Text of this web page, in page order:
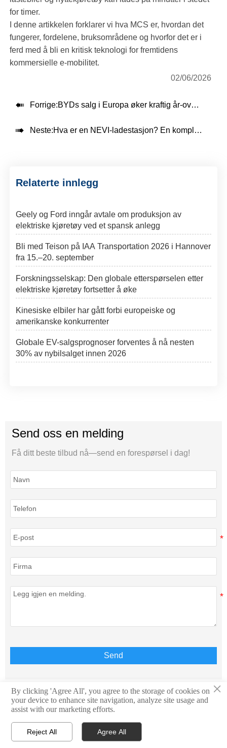
for timer.
I denne artikkelen forklarer vi hva MCS er, hvordan det
fungerer, fordelene, bruksområdene og hvorfor det er i
ferd med å bli en kritisk teknologi for fremtidens
kommersielle e-mobilitet.
02/06/2026
 Forrige:BYDs salg i Europa øker kraftig år-over-år i april
 Neste:Hva er en NEVI-ladestasjon? En komplett guide for utviklere av EV-infrastruktur
Relaterte innlegg
Geely og Ford inngår avtale om produksjon av
elektriske kjøretøy ved et spansk anlegg
Bli med Teison på IAA Transportation 2026 i Hannover
fra 15.–20. september
Forskningsselskap: Den globale etterspørselen etter
elektriske kjøretøy fortsetter å øke
Kinesiske elbiler har gått forbi europeiske og
amerikanske konkurrenter
Globale EV-salgsprognoser forventes å nå nesten
30% av nybilsalget innen 2026
Send oss en melding
Få ditt beste tilbud nå—send en forespørsel i dag!
Send
Opphavsrett © Teison Energy Technology Co.,Ltd. Alle
  
×
By clicking 'Agree All', you agree to the storage of cookies on
your device to enhance site navigation, analyze site usage and
assist with our marketing efforts.
Reject All Agree All